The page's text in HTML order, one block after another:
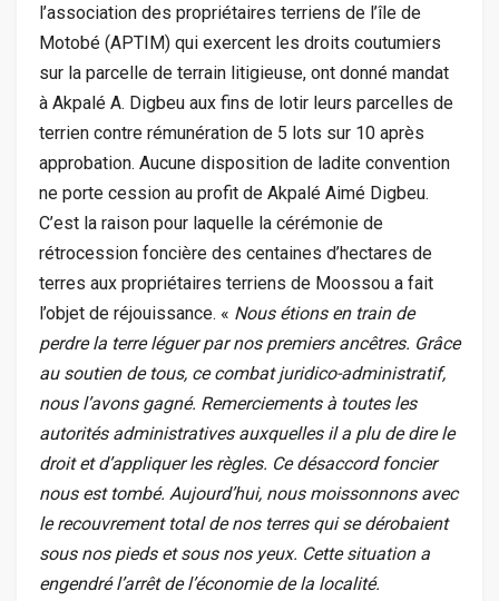
l’association des propriétaires terriens de l’île de
Motobé (APTIM) qui exercent les droits coutumiers
sur la parcelle de terrain litigieuse, ont donné mandat
à Akpalé A. Digbeu aux fins de lotir leurs parcelles de
terrien contre rémunération de 5 lots sur 10 après
approbation. Aucune disposition de ladite convention
ne porte cession au profit de Akpalé Aimé Digbeu.
C’est la raison pour laquelle la cérémonie de
rétrocession foncière des centaines d’hectares de
terres aux propriétaires terriens de Moossou a fait
l’objet de réjouissance. « Nous étions en train de
perdre la terre léguer par nos premiers ancêtres. Grâce
au soutien de tous, ce combat juridico-administratif,
nous l’avons gagné. Remerciements à toutes les
autorités administratives auxquelles il a plu de dire le
droit et d’appliquer les règles. Ce désaccord foncier
nous est tombé. Aujourd’hui, nous moissonnons avec
le recouvrement total de nos terres qui se dérobaient
sous nos pieds et sous nos yeux. Cette situation a
engendré l’arrêt de l’économie de la localité.